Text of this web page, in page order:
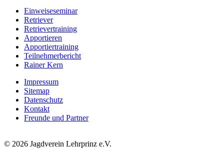
Einweiseseminar
Retriever
Retrievertraining
Apportieren
Apportiertraining
Teilnehmerbericht
Rainer Kern
Impressum
Sitemap
Datenschutz
Kontakt
Freunde und Partner
© 2026 Jagdverein Lehrprinz e.V.